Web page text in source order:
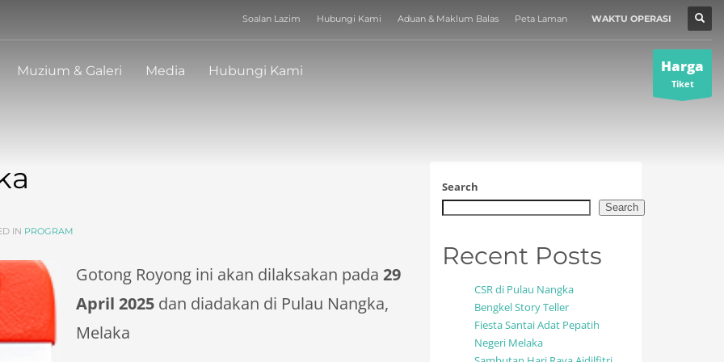
WAKTU OPERASI MUZIUM
Isnin : TUTUP
Soalan Lazim Hubungi Kami Aduan & Maklum Balas Peta Laman WAKTU OPERASI
Muzium & Galeri Media Hubungi Kami Harga
Tiket
IN PROGRAM
Gotong Royong ini akan dilaksakan pada 29
April 2025 dan diadakan di Pulau Nangka,
Melaka
Search
Search
Recent Posts
CSR di Pulau Nangka
Bengkel Story Teller
Fiesta Santai Adat Pepatih
Negeri Melaka